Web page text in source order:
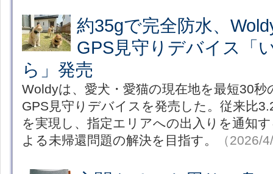
約35gで完全防水、
GPS見守りデバイス「
ら」発売
Woldyは、愛犬・愛猫の現在地を最短30
GPS見守りデバイスを発売した。従来比
を実現し、指定エリアへの出入りを通知
よる未帰還問題の解決を目指す。
（2026/